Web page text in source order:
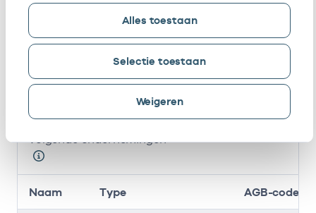
Alles toestaan
Selectie toestaan
Weigeren
Bij deze onderneming werken de volgende
I. Ouasti Eigenaar 91115683 01-01-2022
Ondernemingen
Deze onderneming heeft een relatie met de
volgende ondernemingen
Naam Type AGB-code